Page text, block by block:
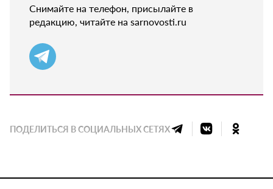
Снимайте на телефон, присылайте в
редакцию, читайте на sarnovosti.ru
ПОДЕЛИТЬСЯ В СОЦИАЛЬНЫХ СЕТЯХ